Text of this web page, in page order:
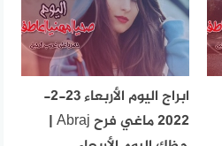
ابراج اليوم الأربعاء 23-2-
2022 ماغي فرح Abraj |